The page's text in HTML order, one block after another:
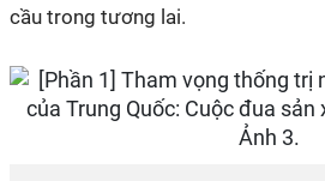
cầu trong tương lai.